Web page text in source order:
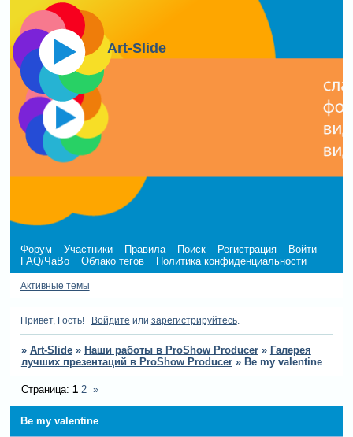
Art-Slide
Форум Участники Правила Поиск Регистрация
Войти
FAQ/ЧаВо
Облако тегов Политика конфиденциальности
Активные темы
Привет, Гость! Войдите или зарегистрируйтесь.
» Art-Slide » Наши работы в ProShow Producer » Галерея
лучших презентаций в ProShow Producer » Be my valentine
Be my valentine
Страница: 1 2 »